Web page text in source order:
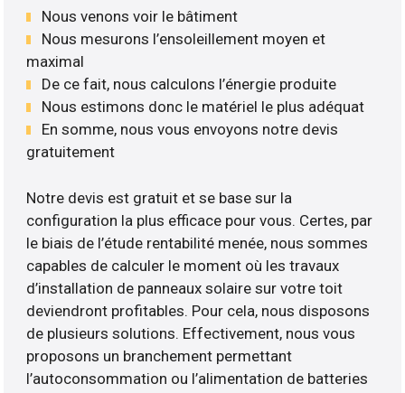
Nous venons voir le bâtiment
Nous mesurons l’ensoleillement moyen et
maximal
De ce fait, nous calculons l’énergie produite
Nous estimons donc le matériel le plus adéquat
En somme, nous vous envoyons notre devis
gratuitement
Notre devis est gratuit et se base sur la
configuration la plus efficace pour vous. Certes, par
le biais de l’étude rentabilité menée, nous sommes
capables de calculer le moment où les travaux
d’installation de panneaux solaire sur votre toit
deviendront profitables. Pour cela, nous disposons
de plusieurs solutions. Effectivement, nous vous
proposons un branchement permettant
l’autoconsommation ou l’alimentation de batteries